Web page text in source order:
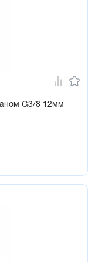
G3/8 12мм